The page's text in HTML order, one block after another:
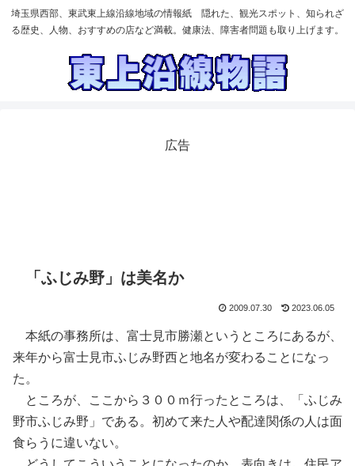
埼玉県西部、東武東上線沿線地域の情報紙 隠れた、観光スポット、知られざ
る歴史、人物、おすすめの店など満載。健康法、障害者問題も取り上げます。
広告
「ふじみ野」は美名か
2009.07.30 2023.06.05
本紙の事務所は、富士見市勝瀬というところにあるが、
来年から富士見市ふじみ野西と地名が変わることになっ
た。
ところが、ここから３００ｍ行ったところは、「ふじみ
野市ふじみ野」である。初めて来た人や配達関係の人は面
食らうに違いない。